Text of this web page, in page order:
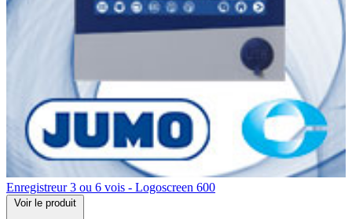
Enregistreur 3 ou 6 vois - Logoscreen 600
Voir le produit